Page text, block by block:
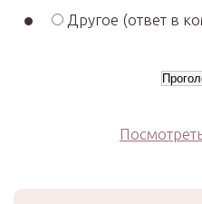
Другое (ответ в